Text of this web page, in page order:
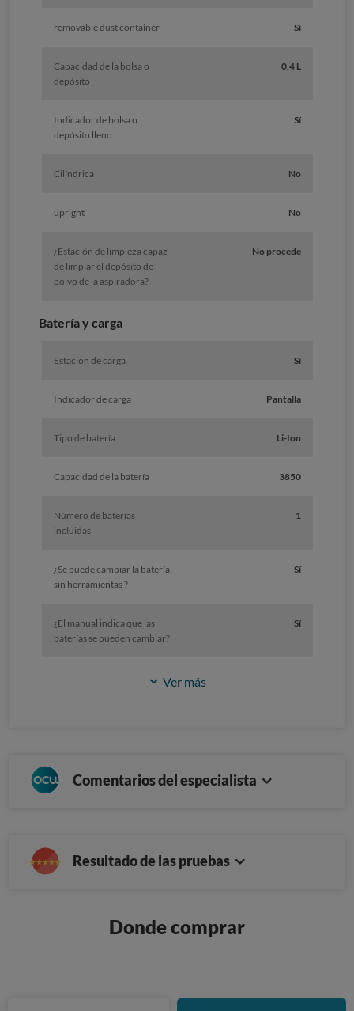
removable dust container Sí
Capacidad de la bolsa o
depósito
0,4 L
Indicador de bolsa o
depósito lleno
Sí
Cilíndrica No
upright No
¿Estación de limpieza capaz
de limpiar el depósito de
polvo de la aspiradora?
No procede
Batería y carga
Estación de carga Sí
Indicador de carga Pantalla
Tipo de batería Li-Ion
Capacidad de la batería 3850
Número de baterías
incluidas
1
¿Se puede cambiar la batería
sin herramientas ?
Sí
¿El manual indica que las
baterías se pueden cambiar?
Sí
Ver más
Comentarios del especialista
Resultado de las pruebas
Donde comprar